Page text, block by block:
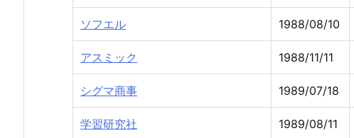
ソフエル 1988/08/10
アスミック 1988/11/11
シグマ商事 1989/07/18
学習研究社 1989/08/11